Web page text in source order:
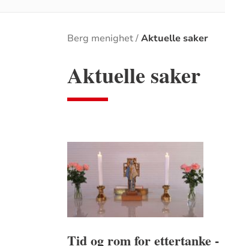
Brødsmulesti
Berg menighet Aktuelle saker
Aktuelle saker
Tid og rom for ettertanke -